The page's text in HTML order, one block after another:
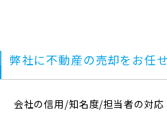
弊社に不動産の売却をお任
会社の信用/知名度/担当者の対応